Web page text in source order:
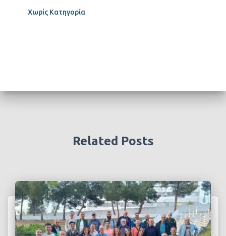
Χωρίς Κατηγορία
Related Posts